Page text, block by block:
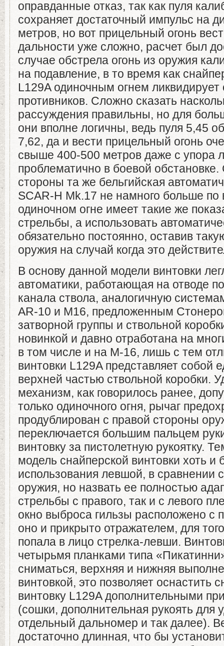
оправданные отказ, так как пуля
сохраняет достаточный импульс на
метров, но вот прицельный огонь
дальности уже сложно, расчет был
случае обстрела огонь из оружия
на подавление, в то время как
L129A одиночным огнем ликвидирует
противников. Сложно сказать
рассуждения правильны, но для
они вполне логичны, ведь пуля 5,45
7,62, да и вести прицельный огонь
свыше 400-500 метров даже с упора
проблематично в боевой обстановке.
стороны та же бельгийская
SCAR-H Mk.17 не намного больше по
одиночном огне имеет такие же
стрельбы, а использовать
обязательно постоянно, оставив
оружия на случай когда это
В основу данной модели винтовки
автоматики, работающая на отводе
канала ствола, аналогичную
AR-10 и М16, предложенным
затворной группы и ствольной
новинкой и давно отработана на
в том числе и на М-16, лишь с тем
винтовки L129A представляет собой
верхней частью ствольной коробки.
механизм, как говорилось ранее,
только одиночного огня, рычаг
продублирован с правой стороны
переключается большим пальцем
винтовку за пистолетную рукоятку.
модель снайперской винтовки хоть и
использования левшой, в сравнении
оружия, но назвать ее полностью
стрельбы с правого, так и с левого
окно выброса гильзы расположено с
оно и прикрыто отражателем, для
попала в лицо стрелка-левши.
четырьмя планками типа
сниматься, верхняя и нижняя
винтовкой, это позволяет оснастить
винтовку L129A дополнительными
(сошки, дополнительная рукоять для
отдельный дальномер и так далее).
достаточно длинная, что бы